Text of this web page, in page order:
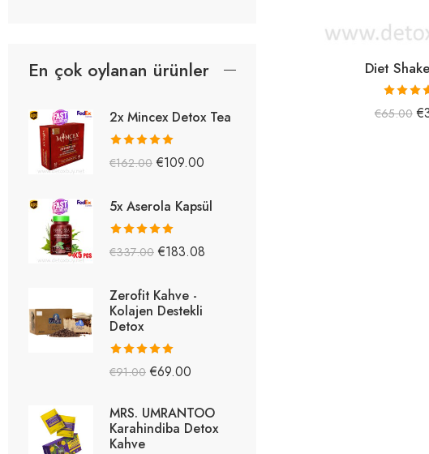
Diet
5
€65.00 €
En çok oylanan ürünler
2x Mincex Detox Tea
5 üzerinden
€162.00 €109.00
5x Aserola Kapsül
5 üzerinden
€337.00 €183.08
Zerofit Kahve -
Kolajen Destekli
Detox
5 üzerinden
€91.00 €69.00
MRS. UMRANTOO
Karahindiba Detox
Kahve